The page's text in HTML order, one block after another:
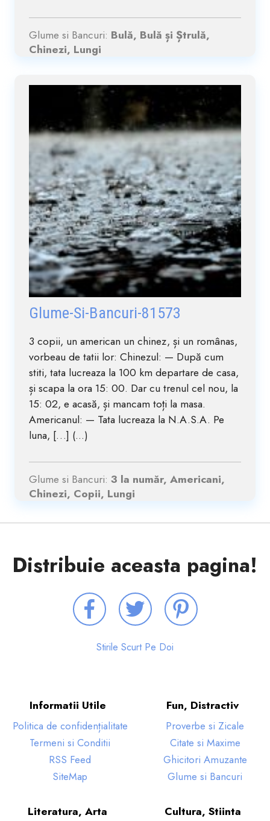
Glume si Bancuri: Bulă, Bulă și Ștrulă,
Chinezi, Lungi
Glume-Si-Bancuri-81573
3 copii, un american un chinez, și un românas,
vorbeau de tatii lor: Chinezul: — După cum
stiti, tata lucreaza la 100 km departare de casa,
și scapa la ora 15: 00. Dar cu trenul cel nou, la
15: 02, e acasă, și mancam toți la masa.
Americanul: — Tata lucreaza la N.A.S.A. Pe
luna, […] (...)
Glume si Bancuri: 3 la număr, Americani,
Chinezi, Copii, Lungi
Distribuie aceasta pagina!
Stirile Scurt Pe Doi
Informatii Utile
Politica de confidențialitate
Termeni si Conditii
RSS Feed
SiteMap
Fun, Distractiv
Proverbe si Zicale
Citate si Maxime
Ghicitori Amuzante
Glume si Bancuri
Literatura, Arta Cultura, Stiinta